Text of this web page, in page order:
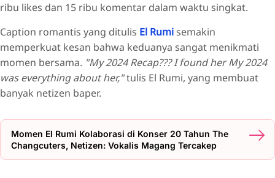
ribu likes dan 15 ribu komentar dalam waktu singkat.
Caption romantis yang ditulis El Rumisemakin
memperkuat kesan bahwa keduanya sangat menikmati
momen bersama. "My 2024 Recap??? I found her My 2024
was everything about her,"tulis El Rumi, yang membuat
banyak netizen baper.
Momen El Rumi Kolaborasi di Konser 20 Tahun The
Changcuters, Netizen: Vokalis Magang Tercakep